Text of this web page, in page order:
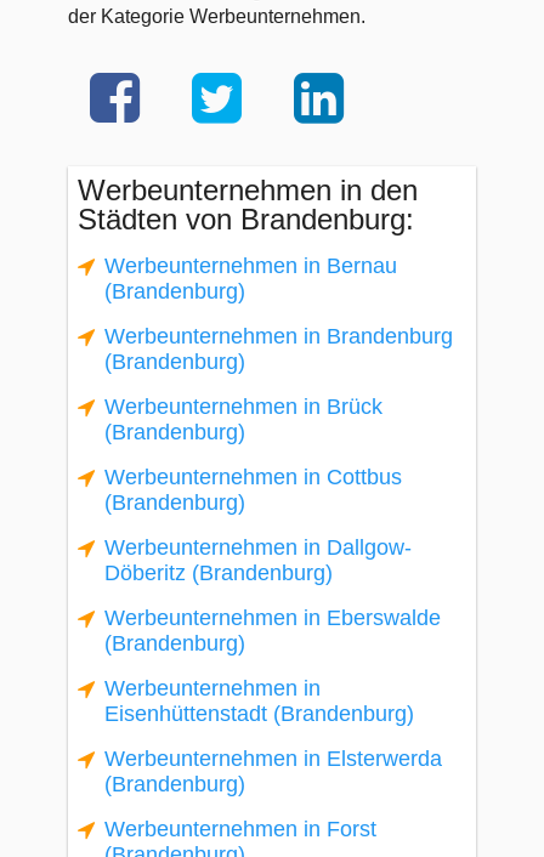
der Kategorie Werbeunternehmen.
Werbeunternehmen in den
Städten von Brandenburg:
Werbeunternehmen in Bernau
(Brandenburg)
Werbeunternehmen in Brandenburg
(Brandenburg)
Werbeunternehmen in Brück
(Brandenburg)
Werbeunternehmen in Cottbus
(Brandenburg)
Werbeunternehmen in Dallgow-
Döberitz (Brandenburg)
Werbeunternehmen in Eberswalde
(Brandenburg)
Werbeunternehmen in
Eisenhüttenstadt (Brandenburg)
Werbeunternehmen in Elsterwerda
(Brandenburg)
Werbeunternehmen in Forst